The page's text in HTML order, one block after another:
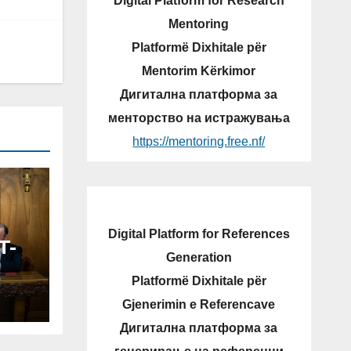
Mentoring
Platformë Dixhitale për
Mentorim Kërkimor
Дигитална платформа за
менторство на истражувања
https://mentoring.free.nf/
Digital Platform for References
Generation
Platformë Dixhitale për
Gjenerimin e Referencave
Дигитална платформа за